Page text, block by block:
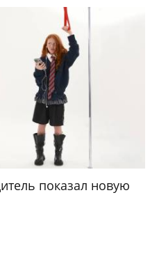
показал новую